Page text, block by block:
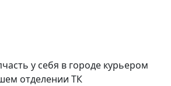
у себя в городе курьером
отделении ТК